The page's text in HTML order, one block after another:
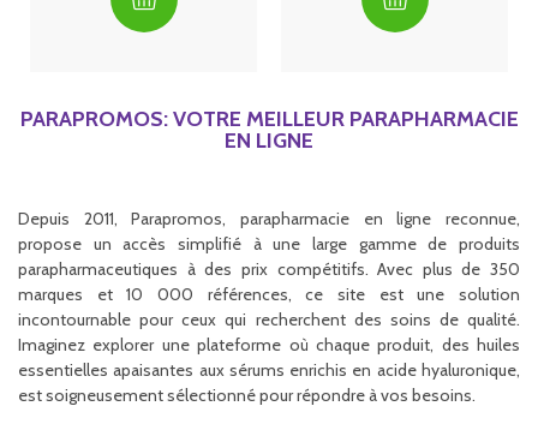
PARAPROMOS: VOTRE MEILLEUR PARAPHARMACIE
EN LIGNE
Depuis 2011, Parapromos, parapharmacie en ligne reconnue,
propose un accès simplifié à une large gamme de produits
parapharmaceutiques à des prix compétitifs. Avec plus de 350
marques et 10 000 références, ce site est une solution
incontournable pour ceux qui recherchent des soins de qualité.
Imaginez explorer une plateforme où chaque produit, des huiles
essentielles apaisantes aux sérums enrichis en acide hyaluronique,
est soigneusement sélectionné pour répondre à vos besoins.